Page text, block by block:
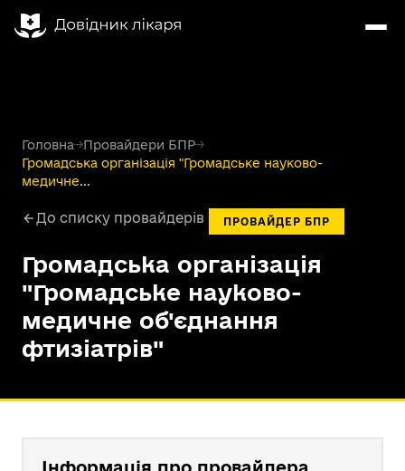
Головна→Провайдери БПР→
Громадська організація "Громадське науково-
медичне...
До списку провайдерів ПРОВАЙДЕР БПР
Громадська організація
"Громадське науково-
медичне об'єднання
фтизіатрів"